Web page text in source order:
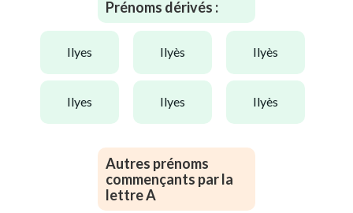
Prénoms dérivés :
ilyes ilyès ilyès
ilyes ilyes ilyès
Autres prénoms
commençants par la
lettre A